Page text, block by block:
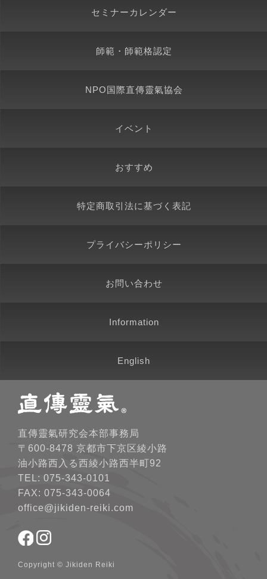
セミナーカレンダー
師範・師範格認定
NPO国際直傳靈氣協会
イベント
おすすめ
特定商取引法に基づく表記
プライバシーポリシー
お問い合わせ
Information
English
直傳靈氣研究会本部事務局
〒600-8478 京都市下京区綾小路
油小路西入る西綾小路西半町92
TEL: 075-343-0101
FAX: 075-343-0064
office@jikiden-reiki.com
Copyright © Jikiden Reiki